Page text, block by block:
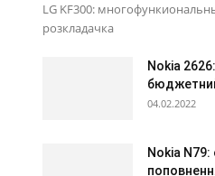
LG KF300:
розкладачка
Nokia
04.02.2022
Nokia